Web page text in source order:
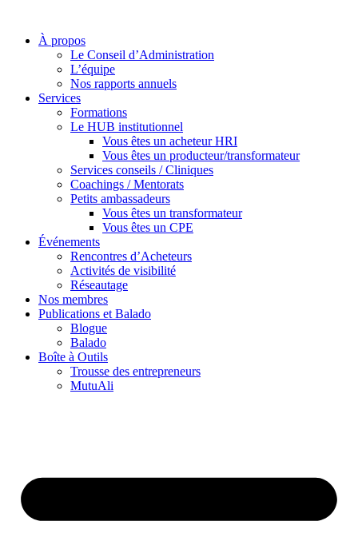
À propos
Le Conseil d’Administration
L’équipe
Nos rapports annuels
Services
Formations
Le HUB institutionnel
Vous êtes un acheteur HRI
Vous êtes un producteur/transformateur
Services conseils / Cliniques
Coachings / Mentorats
Petits ambassadeurs
Vous êtes un transformateur
Vous êtes un CPE
Événements
Rencontres d’Acheteurs
Activités de visibilité
Réseautage
Nos membres
Publications et Balado
Blogue
Balado
Boîte à Outils
Trousse des entrepreneurs
MutuAli